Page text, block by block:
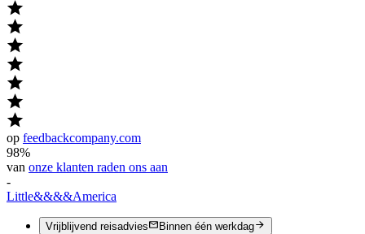
op feedbackcompany.com
98%
van onze klanten raden ons aan
-
Little&&&&America
Vrijblijvend reisadvies
Binnen één werkdag